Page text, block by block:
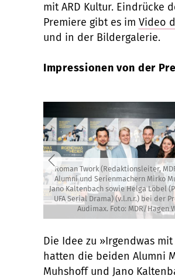
mit ARD Kultur. Eindrücke
Premiere gibt es im Video
und in der Bildergalerie.
Impressionen von der
Roman Twork (Redaktionsleiter,
Alumni und Serienmachern Mirko
Jano Kaltenbach sowie Helga Löbel
UFA Serial Drama) (v.l.n.r.) bei der
Audimax. Foto: MDR/Hagen
Die Idee zu »Irgendwas
hatten die beiden Alumni
Muhshoff und Jano